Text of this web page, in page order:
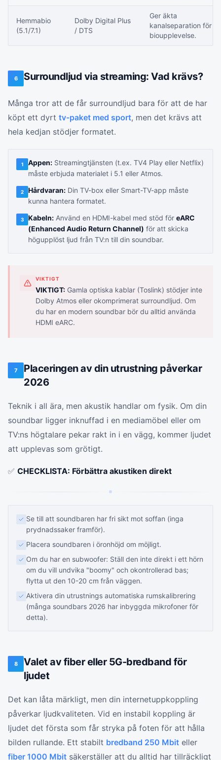
Hemmabio
(5.1/7.1)
Dolby Digital Plus
/ DTS
Ger äkta
kanalseparation för en
bioupplevelse.
6 Surroundljud via streaming: Vad krävs?
Många tror att de får surroundljud bara för att de har
köpt ett dyrt tv-paket med sport, men det krävs att
hela kedjan stödjer formatet.
1 Appen: Streamingtjänsten (t.ex. TV4 Play eller Netflix)
måste erbjuda materialet i 5.1 eller Atmos.
2 Hårdvaran: Din TV-box eller Smart-TV-app måste
kunna hantera formatet.
3 Kabeln: Använd en HDMI-kabel med stöd för eARC
(Enhanced Audio Return Channel) för att skicka
högupplöst ljud från TV:n till din soundbar.
VIKTIGT
VIKTIGT: Gamla optiska kablar (Toslink) stödjer inte
Dolby Atmos eller okomprimerat surroundljud. Om
du har en modern soundbar bör du alltid använda
HDMI eARC.
7
Placeringen av din utrustning påverkar
2026
Teknik i all ära, men akustik handlar om fysik. Om din
soundbar ligger inknuffad i en mediamöbel eller om
TV:ns högtalare pekar rakt in i en vägg, kommer ljudet
att upplevas som grötigt.
✅ CHECKLISTA: Förbättra akustiken direkt
Se till att soundbaren har fri sikt mot soffan (inga
prydnadssaker framför).
Placera soundbaren i öronhöjd om möjligt.
Om du har en subwoofer: Ställ den inte direkt i ett hörn
om du vill undvika "boomy" och okontrollerad bas;
flytta ut den 10-20 cm från väggen.
Aktivera din utrustnings automatiska rumskalibrering
(många soundbars 2026 har inbyggda mikrofoner för
detta).
8
Valet av fiber eller 5G-bredband för
ljudet
Det kan låta märkligt, men din internetuppkoppling
påverkar ljudkvaliteten. Vid en instabil koppling är
ljudet det första som får stryka på foten för att hålla
bilden rullande. Ett stabilt bredband 250 Mbit eller
fiber 1000 Mbit säkerställer att du alltid har tillräckligt